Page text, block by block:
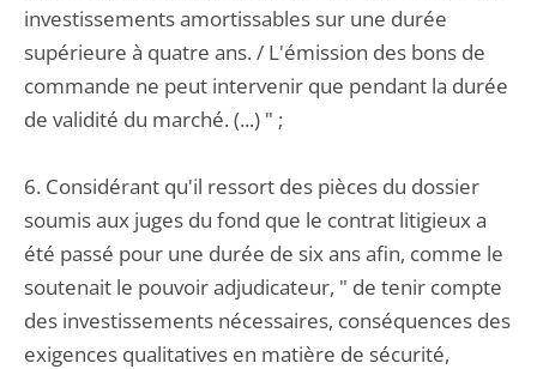
investissements amortissables sur une durée
supérieure à quatre ans. / L'émission des bons de
commande ne peut intervenir que pendant la durée
de validité du marché. (...) " ;
6. Considérant qu'il ressort des pièces du dossier
soumis aux juges du fond que le contrat litigieux a
été passé pour une durée de six ans afin, comme le
soutenait le pouvoir adjudicateur, " de tenir compte
des investissements nécessaires, conséquences des
exigences qualitatives en matière de sécurité,